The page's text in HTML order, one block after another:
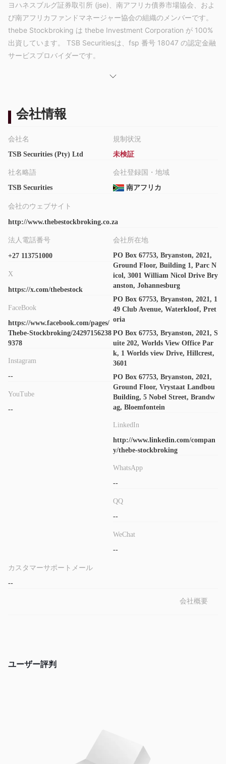
ヨハネスブルグ証券取引所 (jse)、南アフリカ債券市場協会、およ
び南アフリカファンドマネージャー協会の組織のメンバーです。
thebe Stockbroking は thebe Investment Corporation が 100%
出資しています。 TSB Securitiesは、fsp 番号 18047 の認定金融
サービスプロバイダーです。
TSB Securities仲介サービスのプロバイダーです。同社は、投
ービスを提供しています。
個人向けアカウント
なフルマネージド口座、自己管理投資に関する決定を下す際に市
場の指導を必要とする積極的に関与する投資家に最適な個人サー
ビス仲介口座、および経験豊富な投資家に最適なオンライン取引
分自身で取引したいと考えています。
アカウントの種類
TSB Securitiesは 2 種類のアカウントを提供しています。あなた
てください (mcs)。 dcs は、毎日の投資管理に積極的に関与する
時間や関心がない投資家に適しています。 mcs は、自分のポー
トフォリオをより積極的に管理したい、経験豊富な株式市場投資
管理されたポートフォリオ
TSB Securities投資家にTSBのバランスの取れたポートフォリオ
と積極的な成長ポートフォリオを提供します。前者は長期にわた
ってインフレを上回る比較的安定した成長を必要とする投資家に
適しており、後者はキャピタルロスに対する中程度の許容範囲と
5年を超える投資期間を持つ投資家に適しています。
TSB Securitiesクライアントに https://online.tsbsec.co.za で取
引する機会を提供します。そこで、既存のアカウントを登録し、
ログインしてポートフォリオを表示し、取引することができま
TSB Securitiesは、調査商品である日次オーバーナイトレポート
ォーマンス）、南アフリカの債券市場、およびランド為替レート
の動向を特に参照しながら、国内および国際市場の動向をクライ
会社情報
会社名
TSB Securities (Pty) Ltd
社名略語
TSB Securities
規制状況
未検証
会社登録国・地域
南アフリカ
会社のウェブサイト
http://www.thebestockbroking.co.za
法人電話番号
+27 113751000
X
https://x.com/thebestock
FaceBook
https://www.facebook.com/pages/
Thebe-Stockbroking/24297156238
9378
Instagram
--
YouTube
--
会社所在地
PO Box 67753, Bryanston, 2021,
Ground Floor, Building 1, Parc N
icol, 3001 William Nicol Drive Bry
anston, Johannesburg
PO Box 67753, Bryanston, 2021, 1
49 Club Avenue, Waterkloof, Pret
oria
PO Box 67753, Bryanston, 2021, S
uite 202, Worlds View Office Par
k, 1 Worlds view Drive, Hillcrest,
3601
PO Box 67753, Bryanston, 2021,
Ground Floor, Vrystaat Landbou
Building, 5 Nobel Street, Brandw
ag, Bloemfontein
LinkedIn
http://www.linkedin.com/compan
y/thebe-stockbroking
WhatsApp
--
QQ
--
WeChat
--
カスタマーサポートメール
--
会社概要
ユーザー評判